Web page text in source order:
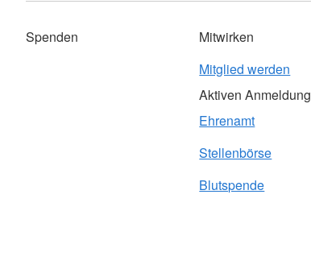
Spenden
Mitwirken
Mitglied werden
Aktiven Anmeldung
Ehrenamt
Stellenbörse
Blutspende